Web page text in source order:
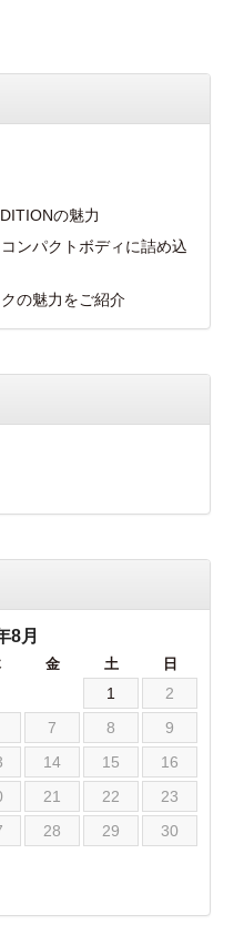
の魅力
ンパクトボディに詰め込
の魅力をご紹介
8月
金 土 日
1
2
7 8
9
14 15
16
21 22
23
28 29
30